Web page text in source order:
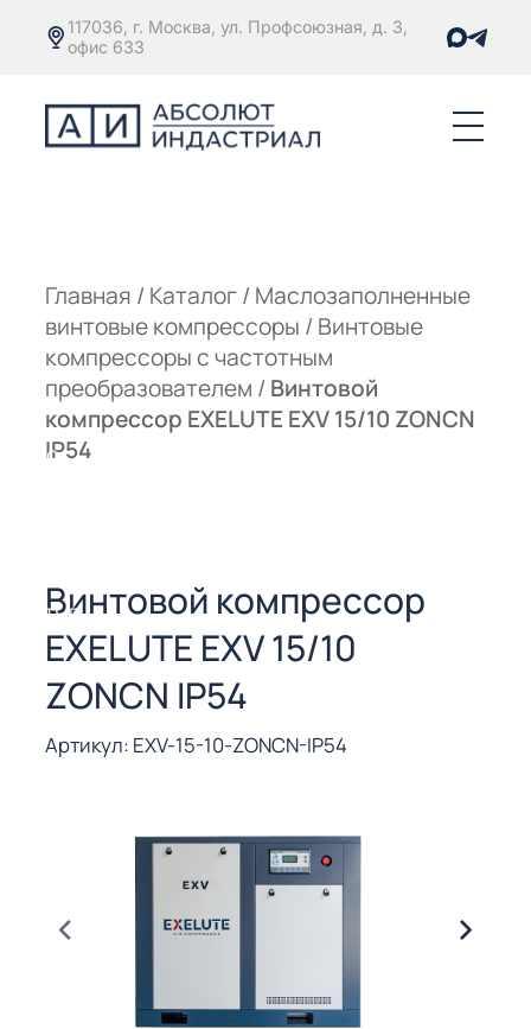
117036, г. Москва, ул. Профсоюзная, д. 3,
офис 633
Главная / Каталог/ Маслозаполненные
винтовые компрессоры / Винтовые
компрессоры с частотным
преобразователем / Винтовой
компрессор EXELUTE EXV 15/10 ZONCN
IP54
Винтовой компрессор
EXELUTE EXV 15/10
ZONCN IP54
Артикул: EXV-15-10-ZONCN-IP54
С